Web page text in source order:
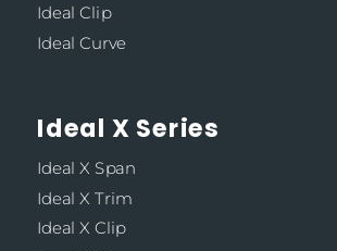
Ideal Clip
Ideal Curve
Ideal X Series
Ideal X Span
Ideal X Trim
Ideal X Clip